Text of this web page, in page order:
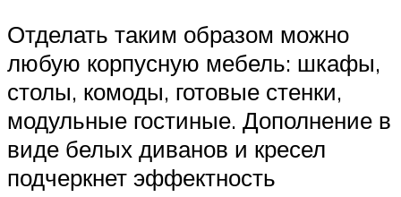
Отделать таким образом можно
любую корпусную мебель: шкафы,
столы, комоды, готовые стенки,
модульные гостиные. Дополнение в
виде белых диванов и кресел
подчеркнет эффектность